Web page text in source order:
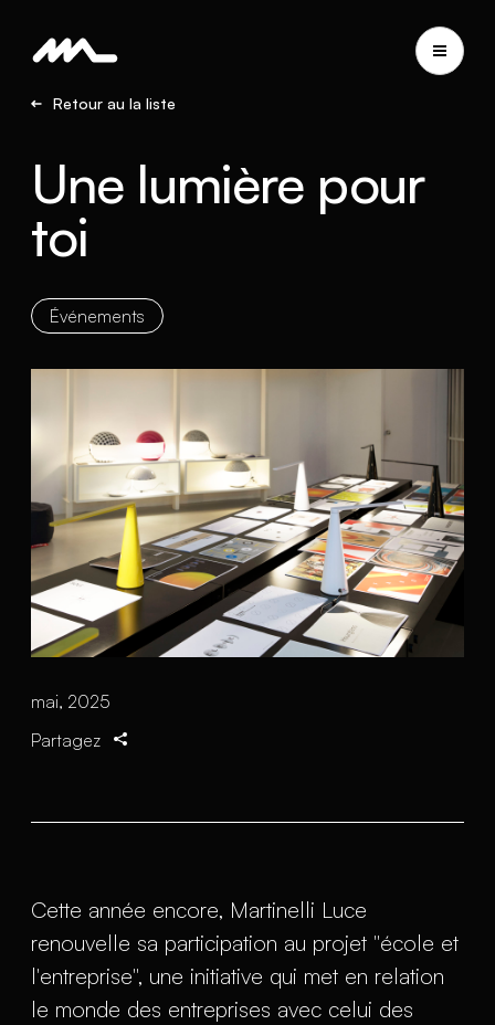
Retour au la liste
Une lumière pour
toi
Événements
mai, 2025
Partagez
Cette année encore, Martinelli Luce
renouvelle sa participation au projet "école et
l'entreprise", une initiative qui met en relation
le monde des entreprises avec celui des